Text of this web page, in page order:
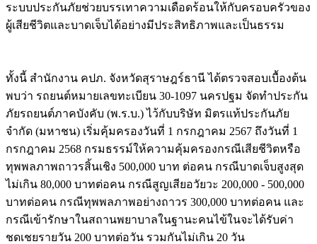
ระบบประกันภัยช่วยบรรเทาความเดือดร้อนให้กับครอบครัวของ
ผู้เสียชีวิตและบาดเจ็บได้อย่างมีประสิทธิภาพและเป็นธรรม
ทั้งนี้ สำนักงาน คปภ. จังหวัดสุราษฎร์ธานี ได้ตรวจสอบเบื้องต้น
พบว่า รถยนต์หมายเลขทะเบียน 30-1097 นครปฐม จัดทำประกัน
ภัยรถยนต์ภาคบังคับ (พ.ร.บ.) ไว้กับบริษัท มิตรแท้ประกันภัย
จำกัด (มหาชน) เริ่มคุ้มครองวันที่ 1 กรกฎาคม 2567 ถึงวันที่ 1
กรกฎาคม 2568 กรมธรรม์ให้ความคุ้มครองกรณีเสียชีวิตหรือ
ทุพพลภาพถาวรสิ้นเชิง 500,000 บาท ต่อคน กรณีบาดเจ็บสูงสุด
ไม่เกิน 80,000 บาทต่อคน กรณีสูญเสียอวัยวะ 200,000 - 500,000
บาทต่อคน กรณีทุพพลภาพอย่างถาวร 300,000 บาทต่อคน และ
กรณีเข้ารักษาในสถานพยาบาลในฐานะคนไข้ในจะได้รับค่า
ชดเชยรายวัน 200 บาทต่อวัน รวมกันไม่เกิน 20 วัน